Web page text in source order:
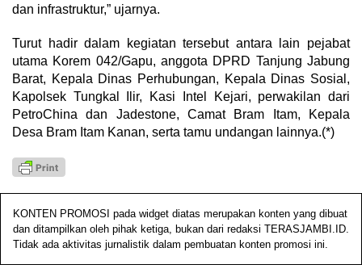
dan infrastruktur,” ujarnya.
Turut hadir dalam kegiatan tersebut antara lain pejabat
utama Korem 042/Gapu, anggota DPRD Tanjung Jabung
Barat, Kepala Dinas Perhubungan, Kepala Dinas Sosial,
Kapolsek Tungkal Ilir, Kasi Intel Kejari, perwakilan dari
PetroChina dan Jadestone, Camat Bram Itam, Kepala
Desa Bram Itam Kanan, serta tamu undangan lainnya.(*)
KONTEN PROMOSI pada widget diatas merupakan konten yang dibuat
dan ditampilkan oleh pihak ketiga, bukan dari redaksi TERASJAMBI.ID.
Tidak ada aktivitas jurnalistik dalam pembuatan konten promosi ini.